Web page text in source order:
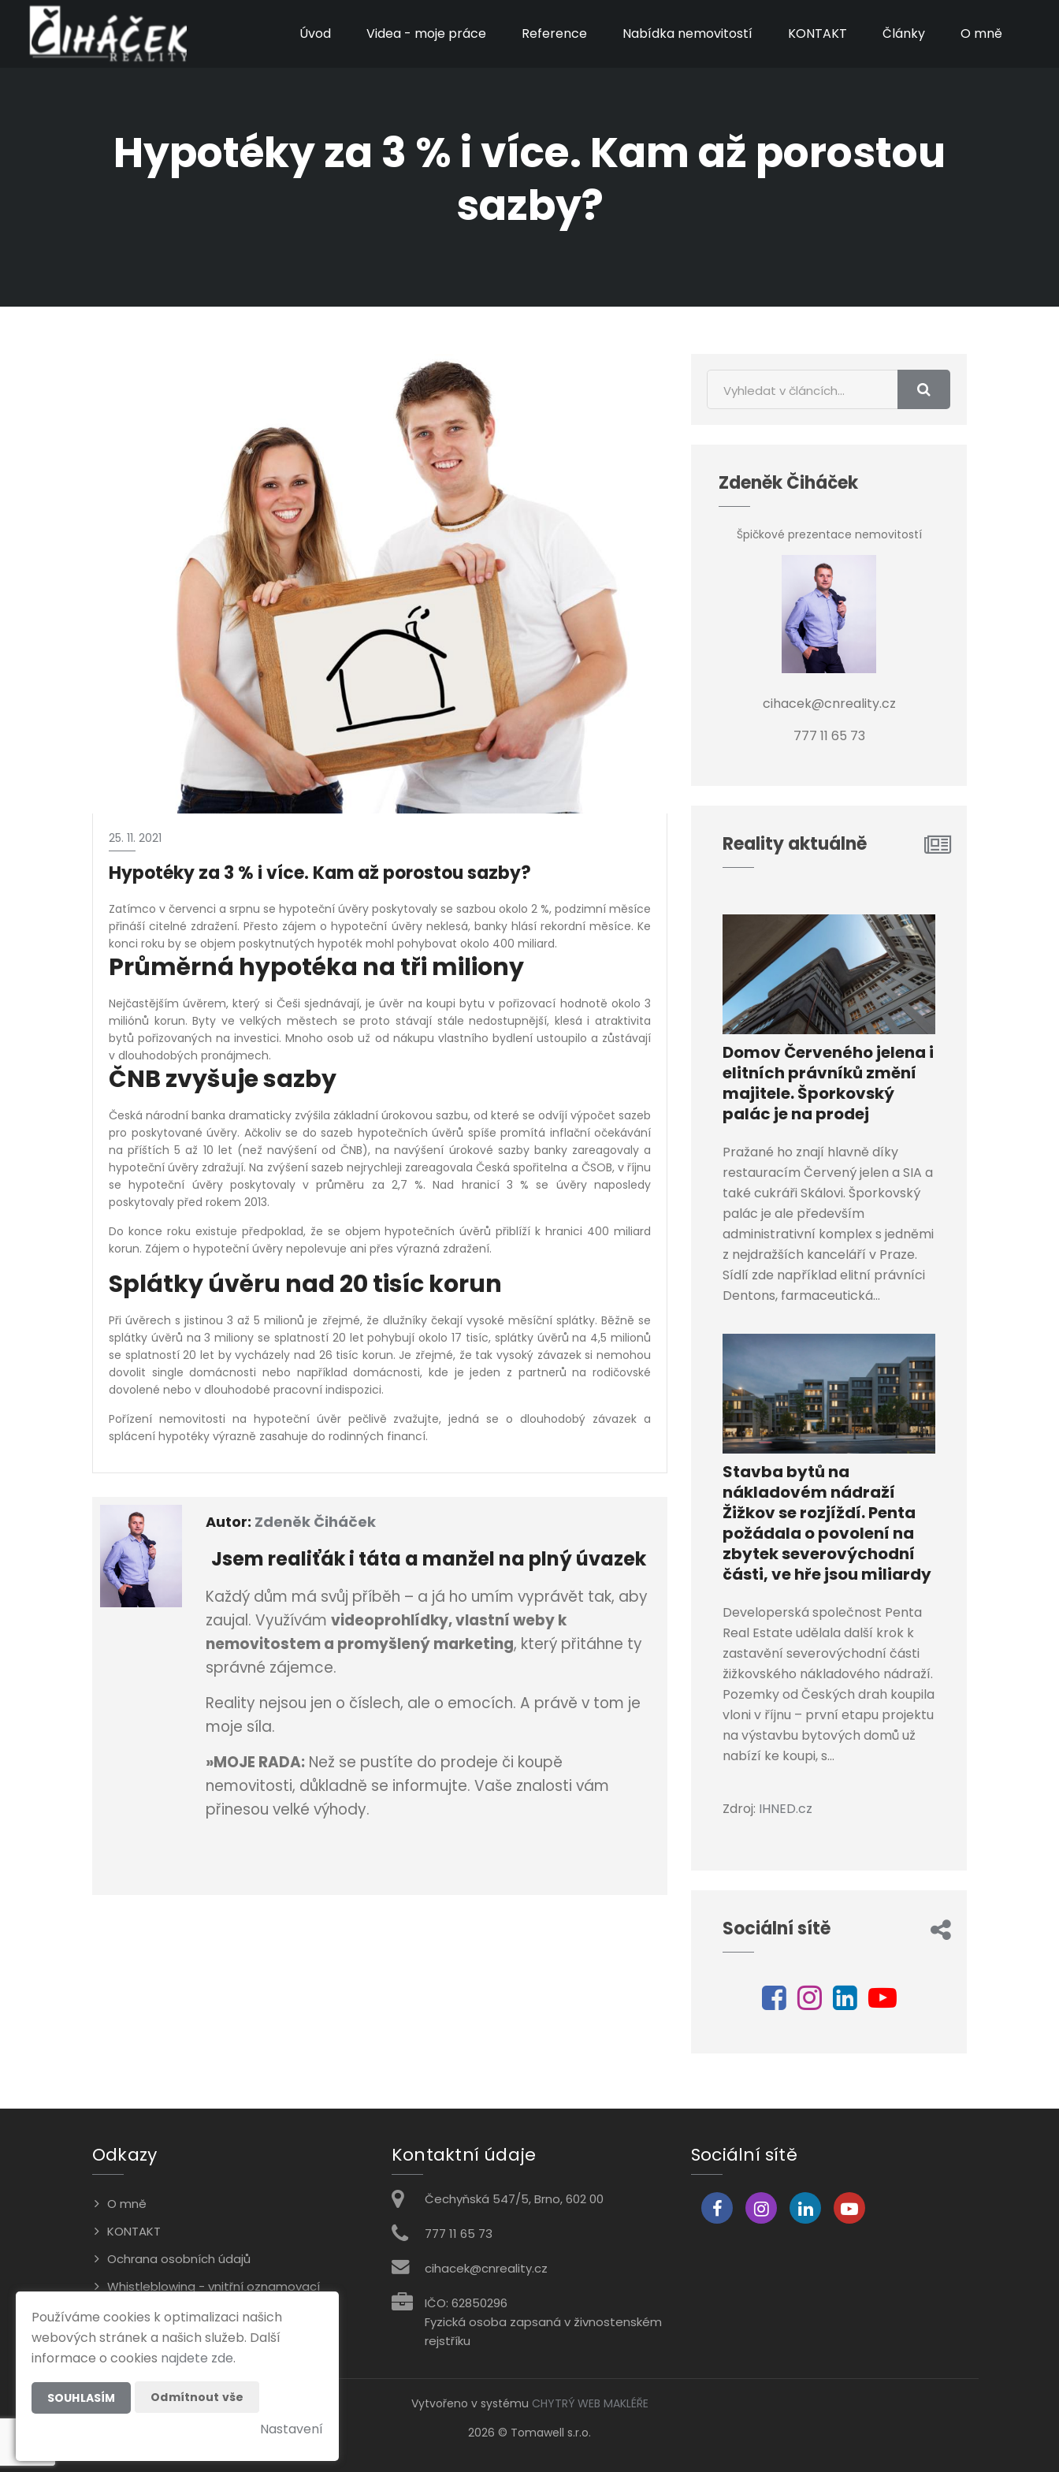
Úvod Videa - moje práce Reference Nabídka nemovitostí KONTAKT Články O mně
Hypotéky za 3 % i více. Kam až porostou
sazby?
25. 11. 2021
Hypotéky za 3 % i více. Kam až porostou sazby?
Zatímco v červenci a srpnu se hypoteční úvěry poskytovaly se sazbou okolo 2 %, podzimní měsíce
přináší citelné zdražení. Přesto zájem o hypoteční úvěry neklesá, banky hlásí rekordní měsíce. Ke
konci roku by se objem poskytnutých hypoték mohl pohybovat okolo 400 miliard.
Průměrná hypotéka na tři miliony
Nejčastějším úvěrem, který si Češi sjednávají, je úvěr na koupi bytu v pořizovací hodnotě okolo 3
miliónů korun. Byty ve velkých městech se proto stávají stále nedostupnější, klesá i atraktivita
bytů pořizovaných na investici. Mnoho osob už od nákupu vlastního bydlení ustoupilo a zůstávají
v dlouhodobých pronájmech.
ČNB zvyšuje sazby
Česká národní banka dramaticky zvýšila základní úrokovou sazbu, od které se odvíjí výpočet sazeb
pro poskytované úvěry. Ačkoliv se do sazeb hypotečních úvěrů spíše promítá inflační očekávání
na příštích 5 až 10 let (než navýšení od ČNB), na navýšení úrokové sazby banky zareagovaly a
hypoteční úvěry zdražují. Na zvýšení sazeb nejrychleji zareagovala Česká spořitelna a ČSOB, v říjnu
se hypoteční úvěry poskytovaly v průměru za 2,7 %. Nad hranicí 3 % se úvěry naposledy
poskytovaly před rokem 2013.
Do konce roku existuje předpoklad, že se objem hypotečních úvěrů přiblíží k hranici 400 miliard
korun. Zájem o hypoteční úvěry nepolevuje ani přes výrazná zdražení.
Splátky úvěru nad 20 tisíc korun
Při úvěrech s jistinou 3 až 5 milionů je zřejmé, že dlužníky čekají vysoké měsíční splátky. Běžně se
splátky úvěrů na 3 miliony se splatností 20 let pohybují okolo 17 tisíc, splátky úvěrů na 4,5 milionů
se splatností 20 let by vycházely nad 26 tisíc korun. Je zřejmé, že tak vysoký závazek si nemohou
dovolit single domácnosti nebo například domácnosti, kde je jeden z partnerů na rodičovské
dovolené nebo v dlouhodobé pracovní indispozici.
Pořízení nemovitosti na hypoteční úvěr pečlivě zvažujte, jedná se o dlouhodobý závazek a
splácení hypotéky výrazně zasahuje do rodinných financí.
Autor: Zdeněk Čiháček
Jsem realiťák i táta a manžel na plný úvazek
Každý dům má svůj příběh – a já ho umím vyprávět tak, aby
zaujal. Využívám videoprohlídky, vlastní weby k
nemovitostem a promyšlený marketing, který přitáhne ty
správné zájemce.
Reality nejsou jen o číslech, ale o emocích. A právě v tom je
moje síla.
»MOJE RADA:Než se pustíte do prodeje či koupě
nemovitosti, důkladně se informujte. Vaše znalosti vám
přinesou velké výhody.
Zdeněk Čiháček
Špičkové prezentace nemovitostí
cihacek@cnreality.cz
777 11 65 73
Reality aktuálně
Domov Červeného jelena i
elitních právníků změní
majitele. Šporkovský
palác je na prodej
Pražané ho znají hlavně díky
restauracím Červený jelen a SIA a
také cukráři Skálovi. Šporkovský
palác je ale především
administrativní komplex s jedněmi
z nejdražších kanceláří v Praze.
Sídlí zde například elitní právníci
Dentons, farmaceutická...
Stavba bytů na
nákladovém nádraží
Žižkov se rozjíždí. Penta
požádala o povolení na
zbytek severovýchodní
části, ve hře jsou miliardy
Developerská společnost Penta
Real Estate udělala další krok k
zastavění severovýchodní části
žižkovského nákladového nádraží.
Pozemky od Českých drah koupila
vloni v říjnu – první etapu projektu
na výstavbu bytových domů už
nabízí ke koupi, s...
Zdroj: IHNED.cz
Sociální sítě
Odkazy
O mně
KONTAKT
Ochrana osobních údajů
Whistleblowing - vnitřní oznamovací
systém
Kontaktní údaje
Čechyňská 547/5, Brno, 602 00
777 11 65 73
cihacek@cnreality.cz
IČO: 62850296
Fyzická osoba zapsaná v živnostenském
rejstříku
Sociální sítě
Vytvořeno v systému CHYTRÝ WEB MAKLÉŘE
2026 © Tomawell s.r.o.
Používáme cookies k optimalizaci našich
webových stránek a našich služeb. Další
informace o cookies najdete zde.
SOUHLASÍM Odmítnout vše
Nastavení